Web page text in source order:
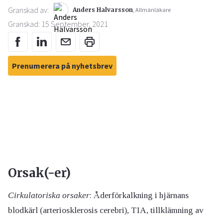
Granskad av: Anders Halvarsson, Allmänläkare
Granskad: 15 September, 2021
Prenumerera på nyhetsbrev
Orsak(-er)
Cirkulatoriska orsaker: Åderförkalkning i hjärnans
blodkärl (arteriosklerosis cerebri), TIA, tillklämning av